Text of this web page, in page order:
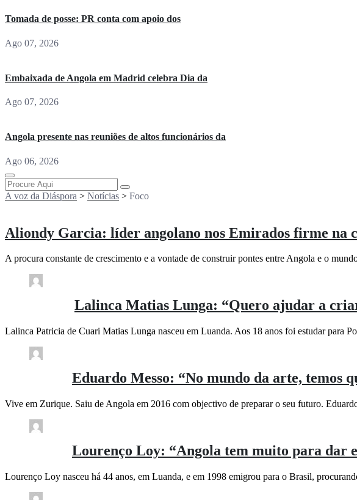
Tomada de posse: PR conta com apoio dos
Ago 07, 2026
Embaixada de Angola em Madrid celebra Dia da
Ago 07, 2026
Angola presente nas reuniões de altos funcionários da
Ago 06, 2026
A voz da Diáspora > Notícias > Foco
Aliondy Garcia: líder angolano nos Emirados firme na
A procura constante de crescimento e a vontade de construir pontes entre Angola e o
Lalinca Matias Lunga: “Quero ajudar a
Lalinca Patricia de Cuari Matias Lunga nasceu em Luanda. Aos 18 anos foi estudar para
Eduardo Messo: “No mundo da arte, temos
Vive em Zurique. Saiu de Angola em 2016 com objectivo de preparar o seu futuro.
Lourenço Loy: “Angola tem muito para dar
Lourenço Loy nasceu há 44 anos, em Luanda, e em 1998 emigrou para o Brasil,